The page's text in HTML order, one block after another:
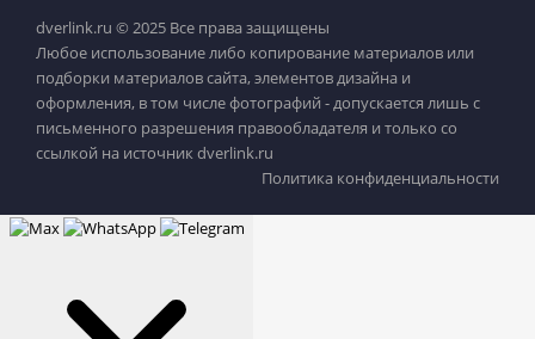
dverlink.ru © 2025 Все права защищены
Любое использование либо копирование материалов или
подборки материалов сайта, элементов дизайна и
оформления, в том числе фотографий - допускается лишь с
письменного разрешения правообладателя и только со
ссылкой на источник dverlink.ru
Политика конфиденциальности